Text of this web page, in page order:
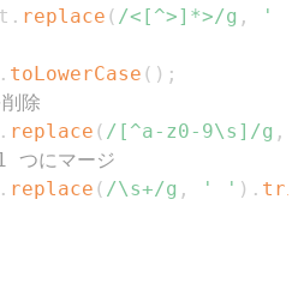
. replace ( /<[^>]*>/g ,
' '
. toLowerCase ( ) ;
除
. replace ( / [^a-z0-9\s] /g ,
つにマージ
. replace ( /\s+/g , ' ' ) .